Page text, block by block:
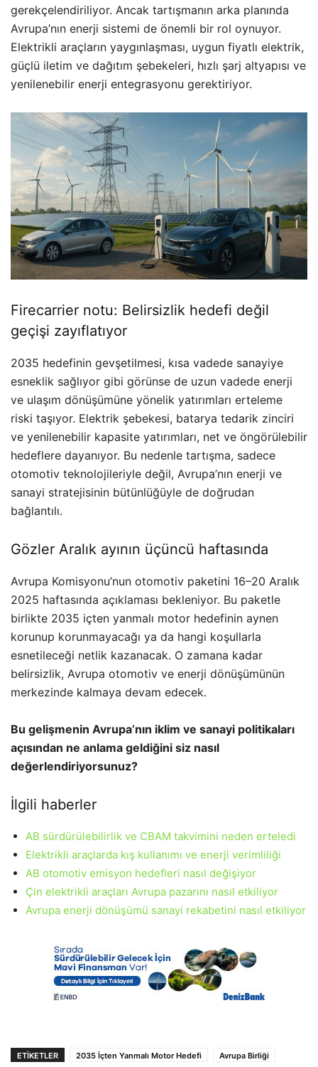
gerekçelendiriliyor. Ancak tartışmanın arka planında
Avrupa’nın enerji sistemi de önemli bir rol oynuyor.
Elektrikli araçların yaygınlaşması, uygun fiyatlı elektrik,
güçlü iletim ve dağıtım şebekeleri, hızlı şarj altyapısı ve
yenilenebilir enerji entegrasyonu gerektiriyor.
Firecarrier notu: Belirsizlik hedefi değil
geçişi zayıflatıyor
2035 hedefinin gevşetilmesi, kısa vadede sanayiye
esneklik sağlıyor gibi görünse de uzun vadede enerji
ve ulaşım dönüşümüne yönelik yatırımları erteleme
riski taşıyor. Elektrik şebekesi, batarya tedarik zinciri
ve yenilenebilir kapasite yatırımları, net ve öngörülebilir
hedeflere dayanıyor. Bu nedenle tartışma, sadece
otomotiv teknolojileriyle değil, Avrupa’nın enerji ve
sanayi stratejisinin bütünlüğüyle de doğrudan
bağlantılı.
Gözler Aralık ayının üçüncü haftasında
Avrupa Komisyonu’nun otomotiv paketini 16–20 Aralık
2025 haftasında açıklaması bekleniyor. Bu paketle
birlikte 2035 içten yanmalı motor hedefinin aynen
korunup korunmayacağı ya da hangi koşullarla
esnetileceği netlik kazanacak. O zamana kadar
belirsizlik, Avrupa otomotiv ve enerji dönüşümünün
merkezinde kalmaya devam edecek.
Bu gelişmenin Avrupa’nın iklim ve sanayi politikaları
açısından ne anlama geldiğini siz nasıl
değerlendiriyorsunuz?
İlgili haberler
AB sürdürülebilirlik ve CBAM takvimini neden erteledi
Elektrikli araçlarda kış kullanımı ve enerji verimliliği
AB otomotiv emisyon hedefleri nasıl değişiyor
Çin elektrikli araçları Avrupa pazarını nasıl etkiliyor
Avrupa enerji dönüşümü sanayi rekabetini nasıl etkiliyor
ETIKETLER 2035 İçten Yanmalı Motor Hedefi Avrupa Birliği